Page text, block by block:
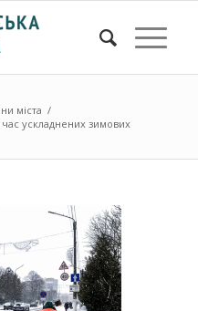
міста /
ускладнених зимових